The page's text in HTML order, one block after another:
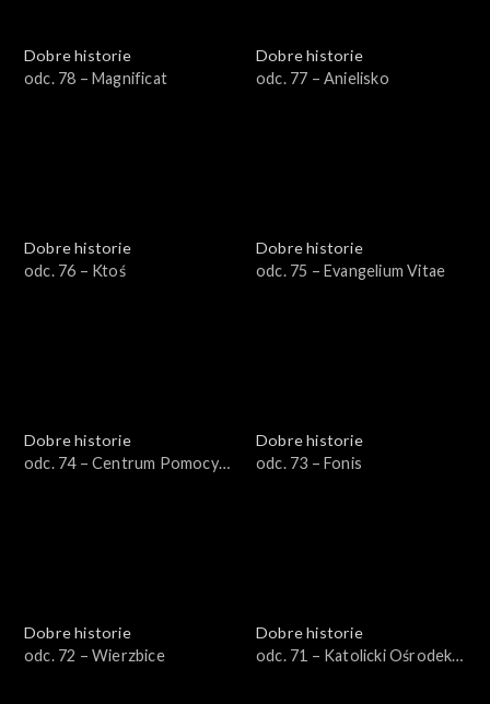
Dobre historie
odc. 78 – Magnificat
Dobre historie
odc. 77 – Anielisko
Dobre historie
odc. 76 – Ktoś
Dobre historie
odc. 75 – Evangelium Vitae
Dobre historie
odc. 74 – Centrum Pomocy
Dobre historie
odc. 73 – Fonis
Dobre historie
odc. 72 – Wierzbice
Dobre historie
odc. 71 – Katolicki Ośrodek